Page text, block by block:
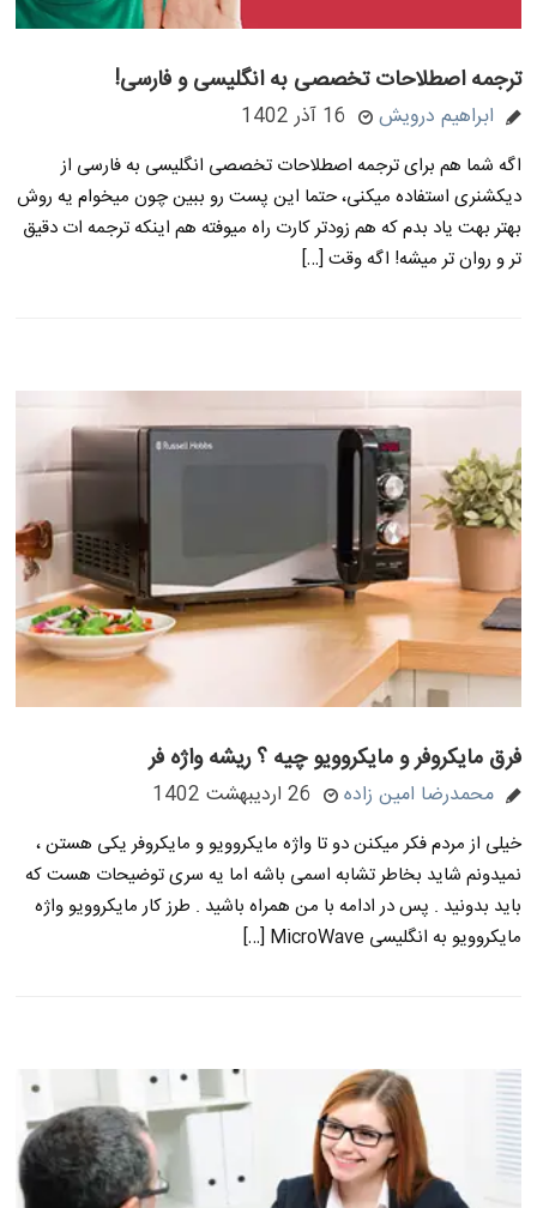
ترجمه اصطلاحات تخصصی به انگلیسی و فارسی!
ابراهیم درویش 16 آذر 1402
اگه شما هم برای ترجمه اصطلاحات تخصصی انگلیسی به فارسی از
دیکشنری استفاده میکنی، حتما این پست رو ببین چون میخوام یه روش
بهتر بهت یاد بدم که هم زودتر کارت راه میوفته هم اینکه ترجمه ات دقیق
تر و روان تر میشه! اگه وقت […]
فرق مایکروفر و مایکروویو چیه ؟ ریشه واژه فر
محمدرضا امین زاده 26 اردیبهشت 1402
خیلی از مردم فکر میکنن دو تا واژه مایکروویو و مایکروفر یکی هستن ،
نمیدونم شاید بخاطر تشابه اسمی باشه اما یه سری توضیحات هست که
باید بدونید . پس در ادامه با من همراه باشید . طرز کار مایکروویو واژه
مایکروویو به انگلیسی MicroWave […]